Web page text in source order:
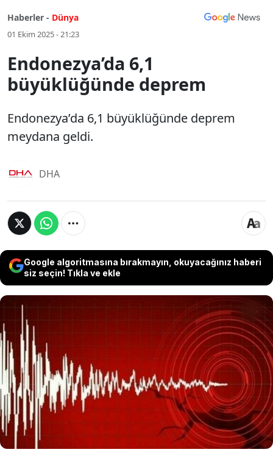
Haberler - Dünya
01 Ekim 2025 - 21:23
Endonezya’da 6,1
büyüklüğünde deprem
Endonezya’da 6,1 büyüklüğünde deprem
meydana geldi.
DHA
Google algoritmasına bırakmayın, okuyacağınız haberi
siz seçin! Tıkla ve ekle
Endonezya’da 6,1
büyüklüğünde deprem
meydana geldi.